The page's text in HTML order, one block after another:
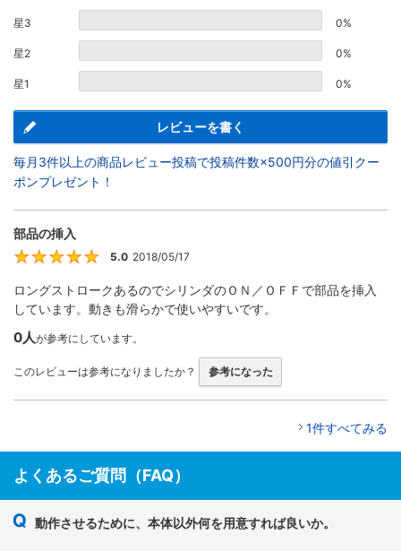
星3 0%
星2 0%
星1 0%
レビューを書く
毎月3件以上の商品レビュー投稿で投稿件数×500円分の値引クー
ポンプレゼント！
部品の挿入
5.0 2018/05/17
ロングストロークあるのでシリンダのＯＮ／ＯＦＦで部品を挿入
しています。動きも滑らかで使いやすいです。
0人が参考にしています。
このレビューは参考になりましたか？ 参考になった
1件すべてみる
よくあるご質問（FAQ）
動作させるために、本体以外何を用意すれば良いか。